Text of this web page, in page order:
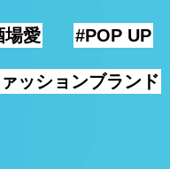
場愛 #POP UP
ッションブランド